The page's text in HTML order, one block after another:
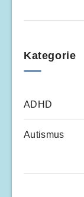
Kategorie
ADHD
Autismus